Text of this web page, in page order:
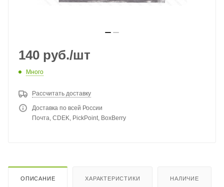
140 руб./шт
Много
Рассчитать доставку
Доставка по всей России
Почта, CDEK, PickPoint, BoxBerry
ОПИСАНИЕ ХАРАКТЕРИСТИКИ НАЛИЧИЕ